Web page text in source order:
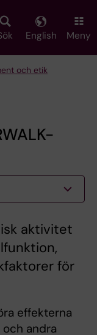
English Meny
och etik
aktivitet
för
effekterna
andra